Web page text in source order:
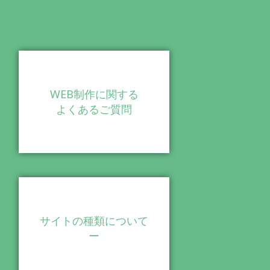
WEB制作に関する
よくあるご質問
サイトの種類について
ー